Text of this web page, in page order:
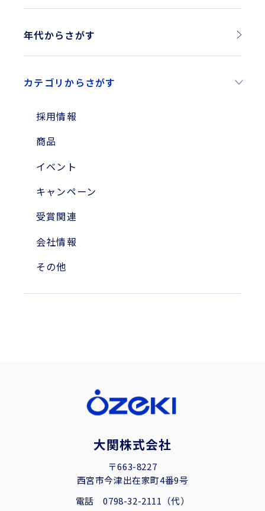
年代からさがす
2025年
2024年
2023年
2010年
2004年
カテゴリからさがす
採用情報
商品
イベント
キャンペーン
受賞関連
会社情報
その他
大関株式会社
〒663-8227
西宮市今津出在家町4番9号
電話0798-32-2111（代）